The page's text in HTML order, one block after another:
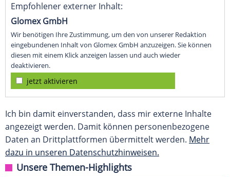
Empfohlener externer Inhalt:
Glomex GmbH
Wir benötigen Ihre Zustimmung, um den von unserer Redaktion
eingebundenen Inhalt von Glomex GmbH anzuzeigen. Sie können
diesen mit einem Klick anzeigen lassen und auch wieder
deaktivieren.
jetzt aktivieren
Ich bin damit einverstanden, dass mir externe Inhalte
angezeigt werden. Damit können personenbezogene
Daten an Drittplattformen übermittelt werden. Mehr
dazu in unseren Datenschutzhinweisen.
Unsere Themen-Highlights